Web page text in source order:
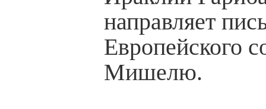
направляет
Европейского
Мишелю.